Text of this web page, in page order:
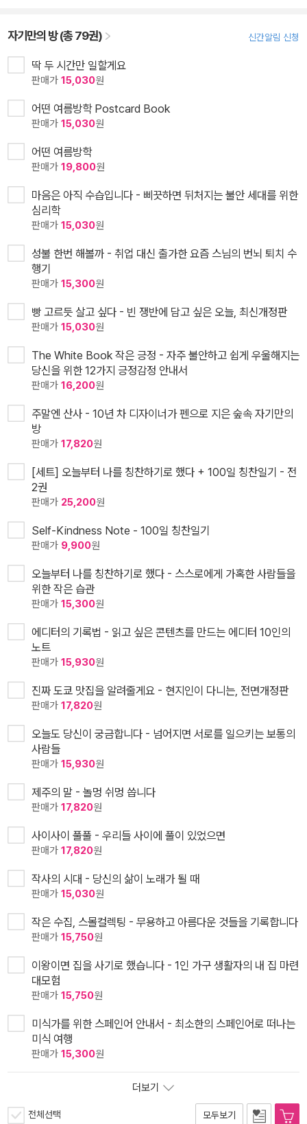
자기만의 방 (총 79권) 신간알림 신청
딱 두 시간만 일할게요
판매가 15,030원
어떤 여름방학 Postcard Book
판매가 15,030원
어떤 여름방학
판매가 19,800원
마음은 아직 수습입니다 - 삐끗하면 뒤처지는 불안 세대를 위한
심리학
판매가 15,030원
성불 한번 해볼까 - 취업 대신 출가한 요즘 스님의 번뇌 퇴치 수
행기
판매가 15,300원
빵 고르듯 살고 싶다 - 빈 쟁반에 담고 싶은 오늘, 최신개정판
판매가 15,030원
The White Book 작은 긍정 - 자주 불안하고 쉽게 우울해지는
당신을 위한 12가지 긍정감정 안내서
판매가 16,200원
주말엔 산사 - 10년 차 디자이너가 펜으로 지은 숲속 자기만의
방
판매가 17,820원
[세트] 오늘부터 나를 칭찬하기로 했다 + 100일 칭찬일기 - 전
2권
판매가 25,200원
Self-Kindness Note - 100일 칭찬일기
판매가 9,900원
오늘부터 나를 칭찬하기로 했다 - 스스로에게 가혹한 사람들을
위한 작은 습관
판매가 15,300원
에디터의 기록법 - 읽고 싶은 콘텐츠를 만드는 에디터 10인의
노트
판매가 15,930원
진짜 도쿄 맛집을 알려줄게요 - 현지인이 다니는, 전면개정판
판매가 17,820원
오늘도 당신이 궁금합니다 - 넘어지면 서로를 일으키는 보통의
사람들
판매가 15,930원
제주의 말 - 놀멍 쉬멍 씁니다
판매가 17,820원
사이사이 풀풀 - 우리들 사이에 풀이 있었으면
판매가 17,820원
작사의 시대 - 당신의 삶이 노래가 될 때
판매가 15,030원
작은 수집, 스몰컬렉팅 - 무용하고 아름다운 것들을 기록합니다
판매가 15,750원
이왕이면 집을 사기로 했습니다 - 1인 가구 생활자의 내 집 마련
대모험
판매가 15,750원
미식가를 위한 스페인어 안내서 - 최소한의 스페인어로 떠나는
미식 여행
판매가 15,300원
더보기
전체선택 모두보기